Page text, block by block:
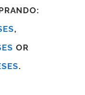
,
OR
.